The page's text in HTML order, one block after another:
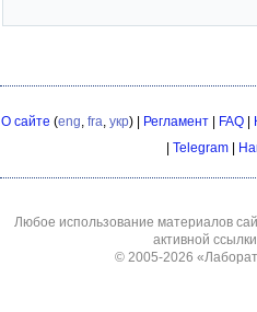
О сайте (eng fra укр) | Регламент| FAQ|
| Telegram |
Любое использование материалов
активной
© 2005-2026